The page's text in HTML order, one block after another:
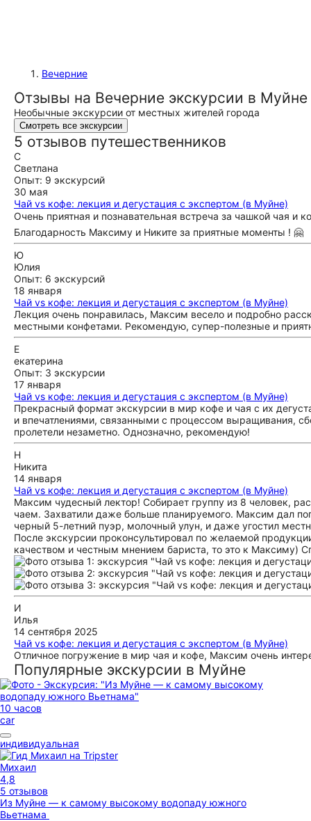
Вечерние
Отзывы на Вечерние экскурсии в Муйне
Необычные экскурсии от местных жителей города
Смотреть все экскурсии
5 отзывов путешественников
С
Светлана
Опыт: 9 экскурсий
30 мая
Чай vs кофе: лекция и дегустация с экспертом (в Муйне)
Очень приятная и познавательная встреча за чашкой чая и
Благодарность Максиму и Никите за приятные моменты ! 🤗
Ю
Юлия
Опыт: 6 экскурсий
18 января
Чай vs кофе: лекция и дегустация с экспертом (в Муйне)
Лекция очень понравилась, Максим весело и подробно
местными конфетами. Рекомендую, супер-полезные и
Е
екатерина
Опыт: 3 экскурсии
17 января
Чай vs кофе: лекция и дегустация с экспертом (в Муйне)
Прекрасный формат экскурсии в мир кофе и чая с их
и впечатлениями, связанными с процессом выращивания,
пролетели незаметно. Однозначно, рекомендую!
Н
Никита
14 января
Чай vs кофе: лекция и дегустация с экспертом (в Муйне)
Максим чудесный лектор! Собирает группу из 8 человек,
чаем. Захватили даже больше планируемого. Максим дал
черный 5-летний пуэр, молочный улун, и даже угостил
После экскурсии проконсультировал по желаемой
качеством и честным мнением бариста, то это к Максиму)
И
Илья
14 сентября 2025
Чай vs кофе: лекция и дегустация с экспертом (в Муйне)
Отличное погружение в мир чая и кофе, Максим очень
Популярные экскурсии в Муйне
10 часов
car
индивидуальная
Михаил
4,8
5 отзывов
Из Муйне — к самому высокому водопаду южного
Вьетнама